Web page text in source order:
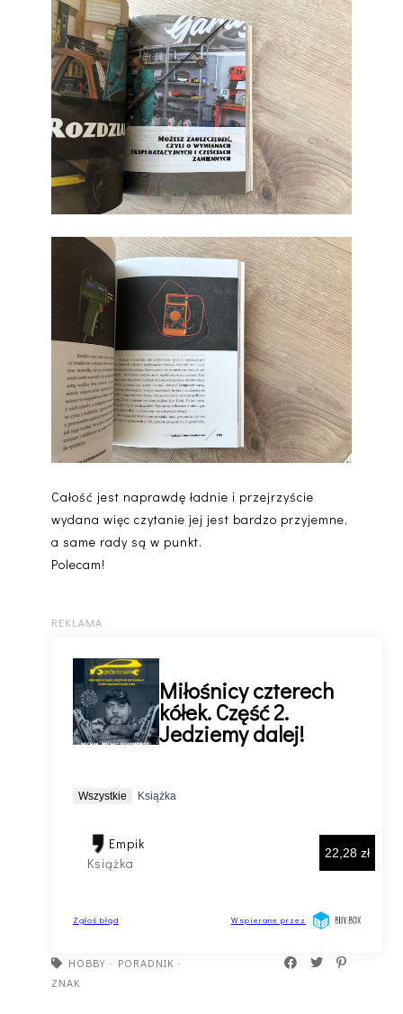
Całość jest naprawdę ładnie i przejrzyście
wydana więc czytanie jej jest bardzo przyjemne,
a same rady są w punkt.
Polecam!
HOBBY· PORADNIK ·
ZNAK